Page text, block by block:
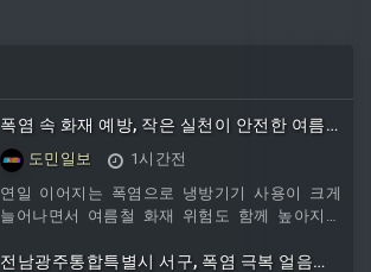
폭염 속 화재 예방, 작은 실천이 안전한 여름
을 만듭니다
도민일보
1시간전
연일 이어지는 폭염으로 냉방기기 사용이 크게
늘어나면서 여름철 화재 위험도 함께 높아지고
증가와 기기 과열 등을 유발해 자칫 작은 부주의
전남광주통합특별시 서구, 폭염 극복 얼음생